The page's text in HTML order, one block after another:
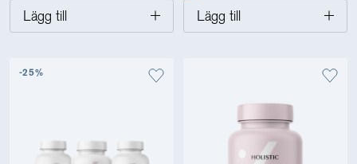
Lägg till Lägg till
-25%